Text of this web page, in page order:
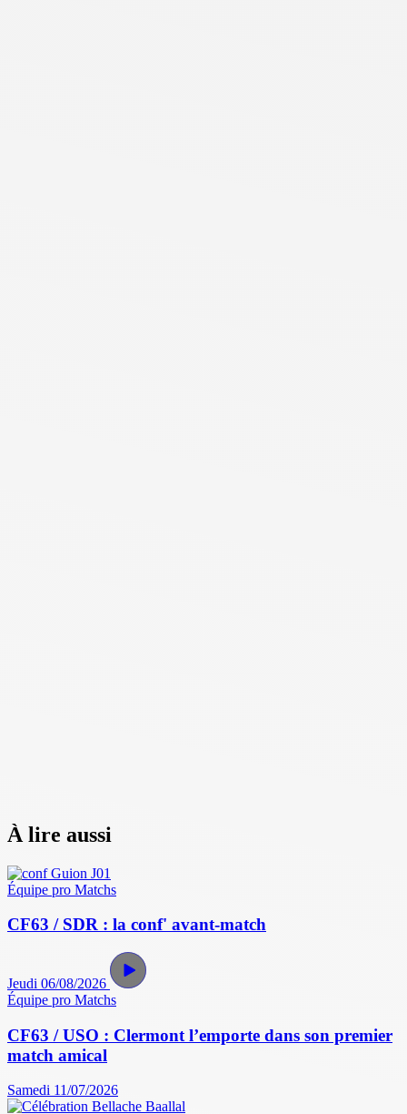
À lire aussi
Équipe pro Matchs
CF63 / SDR : la conf' avant-match
Jeudi 06/08/2026
Équipe pro Matchs
CF63 / USO : Clermont l’emporte dans son premier
match amical
Samedi 11/07/2026